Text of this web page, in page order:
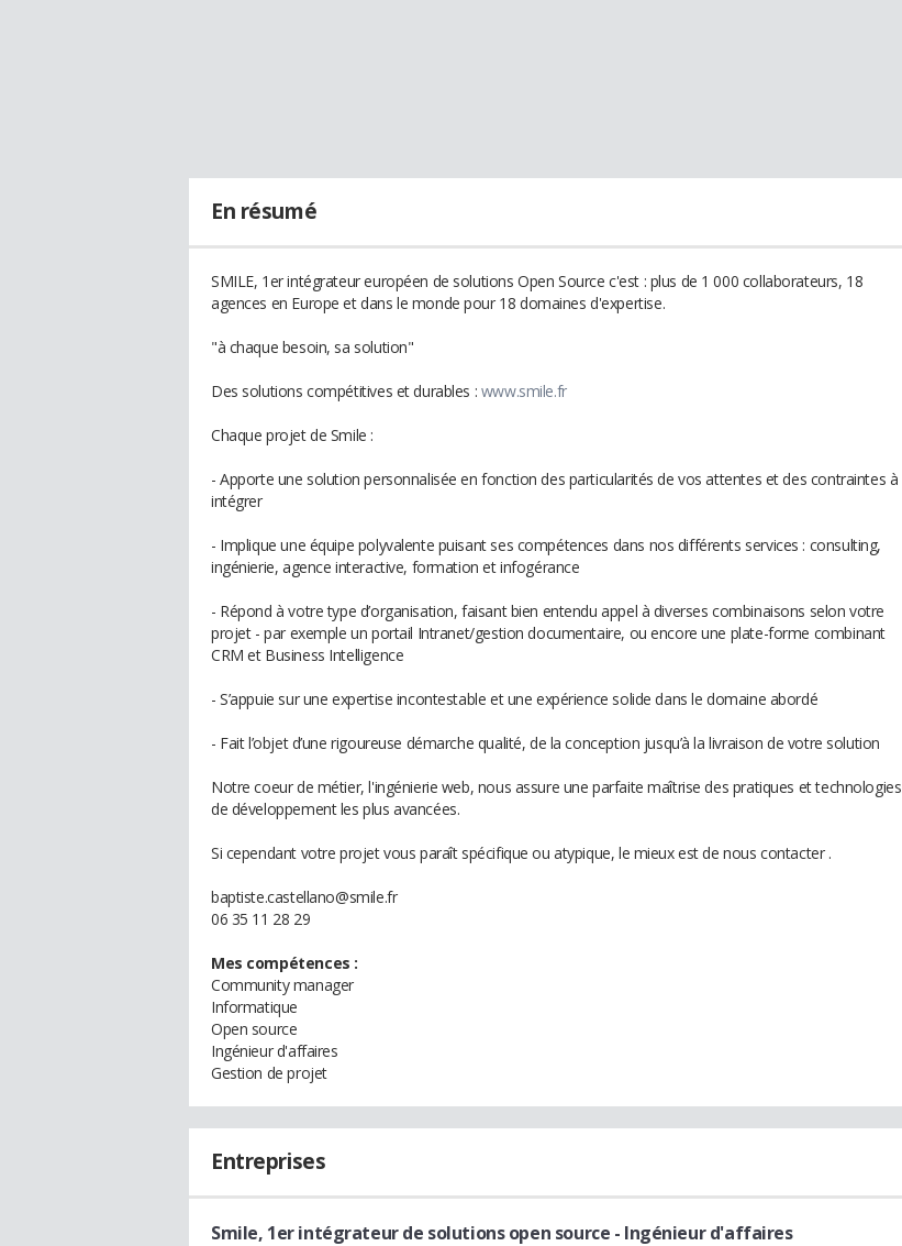
En résumé
SMILE, 1er intégrateur européen de solutions Open Source c'est : plus de 1 000 collaborateurs, 18
agences en Europe et dans le monde pour 18 domaines d'expertise.
"à chaque besoin, sa solution"
Des solutions compétitives et durables : www.smile.fr
Chaque projet de Smile :
- Apporte une solution personnalisée en fonction des particularités de vos attentes et des contraintes à
intégrer
- Implique une équipe polyvalente puisant ses compétences dans nos différents services : consulting,
ingénierie, agence interactive, formation et infogérance
- Répond à votre type d’organisation, faisant bien entendu appel à diverses combinaisons selon votre
projet - par exemple un portail Intranet/gestion documentaire, ou encore une plate-forme combinant
CRM et Business Intelligence
- S’appuie sur une expertise incontestable et une expérience solide dans le domaine abordé
- Fait l’objet d’une rigoureuse démarche qualité, de la conception jusqu’à la livraison de votre solution
Notre coeur de métier, l'ingénierie web, nous assure une parfaite maîtrise des pratiques et technologies
de développement les plus avancées.
Si cependant votre projet vous paraît spécifique ou atypique, le mieux est de nous contacter .
baptiste.castellano@smile.fr
06 35 11 28 29
Mes compétences :
Community manager
Informatique
Open source
Ingénieur d'affaires
Gestion de projet
Entreprises
Smile, 1er intégrateur de solutions open source - Ingénieur d'affaires